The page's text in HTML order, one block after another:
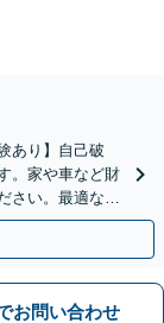
あり】自己破
。家や車など財
さい。最適な解
お問い合わせ